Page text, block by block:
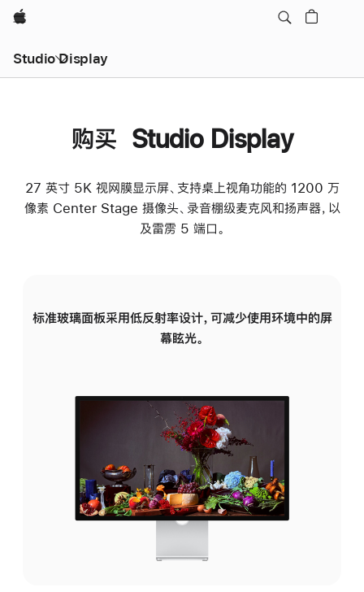
Apple
Studio Display
购买 Studio Display
27 英寸 5K 视网膜显示屏、支持桌上视角功能的 1200 万
像素 Center Stage 摄像头、录音棚级麦克风和扬声器，以
及雷雳 5 端口。
标准玻璃面板采用低反射率设计，可减少使用环境中的屏
幕眩光。